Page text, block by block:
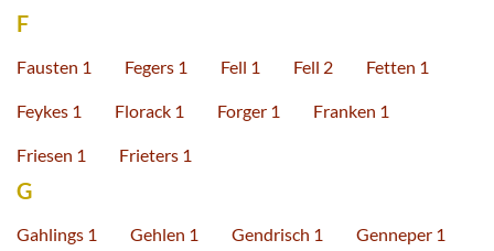
F
Fausten 1 Fegers 1 Fell 1 Fell 2 Fetten 1
Feykes 1 Florack 1 Forger 1 Franken 1
Friesen 1 Frieters 1
G
Gahlings 1 Gehlen 1 Gendrisch 1 Genneper 1